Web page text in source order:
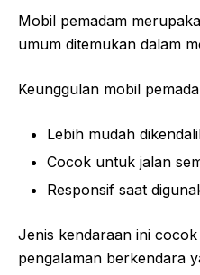
Mobil pemadam
umum ditemukan dalam
Keunggulan mobil
Lebih mudah
Cocok untuk jalan
Responsif saat
Jenis kendaraan ini
pengalaman berkendara